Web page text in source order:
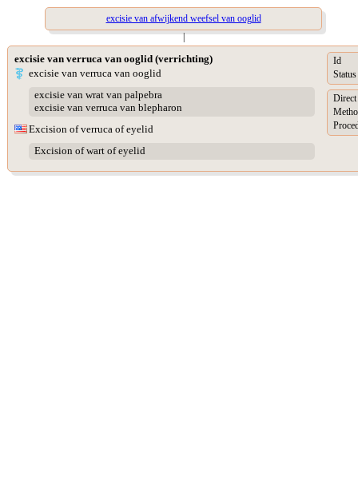
excisie van afwijkend weefsel van ooglid
|
excisie van verruca van ooglid (verrichting)
excisie van verruca van ooglid
excisie van wrat van palpebra
excisie van verruca van blepharon
Excision of verruca of eyelid
Excision of wart of eyelid
Id
Status